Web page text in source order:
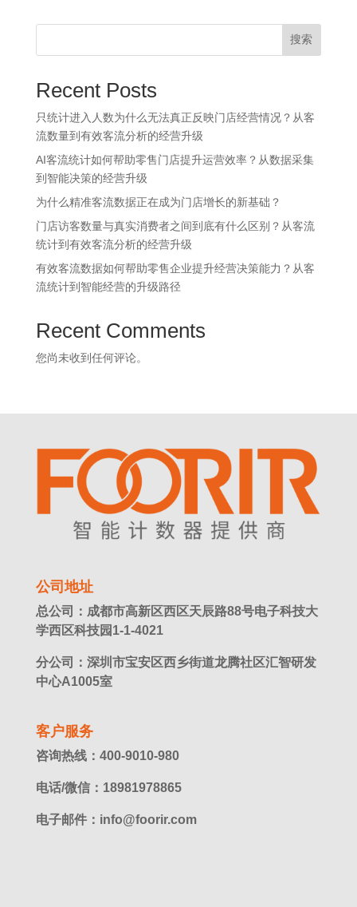
搜索
Recent Posts
只统计进入人数为什么无法真正反映门店经营情况？从客
流数量到有效客流分析的经营升级
AI客流统计如何帮助零售门店提升运营效率？从数据采集
到智能决策的经营升级
为什么精准客流数据正在成为门店增长的新基础？
门店访客数量与真实消费者之间到底有什么区别？从客流
统计到有效客流分析的经营升级
有效客流数据如何帮助零售企业提升经营决策能力？从客
流统计到智能经营的升级路径
Recent Comments
您尚未收到任何评论。
公司地址
总公司：成都市高新区西区天辰路88号电子科技大
学西区科技园1-1-4021
分公司：深圳市宝安区西乡街道龙腾社区汇智研发
中心A1005室
客户服务
咨询热线：400-9010-980
电话/微信：18981978865
电子邮件：info@foorir.com